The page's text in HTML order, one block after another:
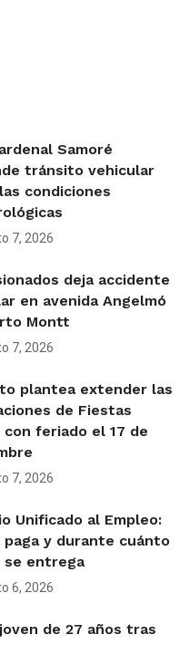
Samoré
tránsito vehicular
condiciones
7, 2026
deja accidente
en avenida Angelmó
Montt
7, 2026
plantea extender las
de Fiestas
con feriado el 17 de
7, 2026
Unificado al Empleo:
paga y durante cuánto
se entrega
6, 2026
de 27 años tras